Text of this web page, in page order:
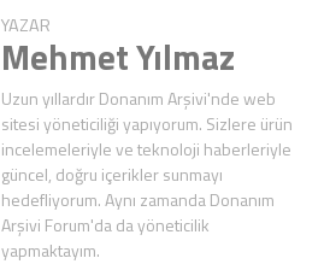
YAZAR
Mehmet Yılmaz
Uzun yıllardır Donanım Arşivi'nde web
sitesi yöneticiliği yapıyorum. Sizlere ürün
incelemeleriyle ve teknoloji haberleriyle
güncel, doğru içerikler sunmayı
hedefliyorum. Aynı zamanda Donanım
Arşivi Forum'da da yöneticilik
yapmaktayım.